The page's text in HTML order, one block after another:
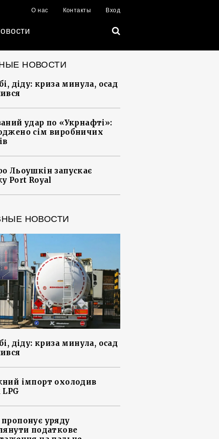
О нас Контакты Вход
НОВОСТИ
діду: криза минула, осад
удар по «Укрнафті»:
сім виробничих
Льоушкін запускає
Port Royal
НОВОСТИ
діду: криза минула, осад
імпорт охолодив
уряду
податкове